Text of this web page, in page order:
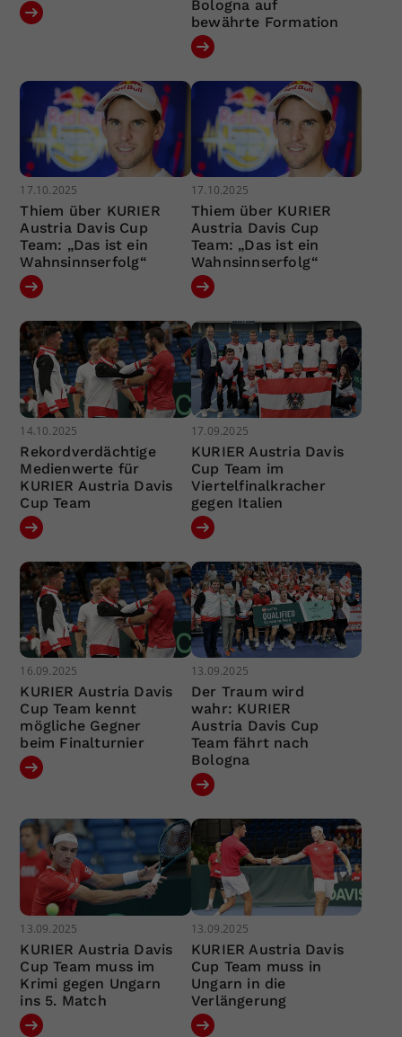
Bologna auf
bewährte Formation
17.10.2025
Thiem über KURIER
Austria Davis Cup
Team: „Das ist ein
Wahnsinnserfolg“
17.10.2025
Thiem über KURIER
Austria Davis Cup
Team: „Das ist ein
Wahnsinnserfolg“
14.10.2025
Rekordverdächtige
Medienwerte für
KURIER Austria Davis
Cup Team
17.09.2025
KURIER Austria Davis
Cup Team im
Viertelfinalkracher
gegen Italien
16.09.2025
KURIER Austria Davis
Cup Team kennt
mögliche Gegner
beim Finalturnier
13.09.2025
Der Traum wird
wahr: KURIER
Austria Davis Cup
Team fährt nach
Bologna
13.09.2025
KURIER Austria Davis
Cup Team muss im
Krimi gegen Ungarn
ins 5. Match
13.09.2025
KURIER Austria Davis
Cup Team muss in
Ungarn in die
Verlängerung